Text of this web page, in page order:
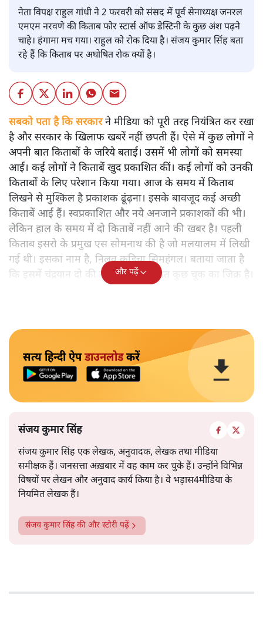
नेता विपक्ष राहुल गांधी ने 2 फरवरी को संसद में पूर्व सेनाध्यक्ष जनरल
एमएम नरवणे की किताब फोर स्टार्स ऑफ डेस्टिनी के कुछ अंश पढ़ने
चाहे। हंगामा मच गया। राहुल को रोक दिया है। संजय कुमार सिंह बता
रहे हैं कि किताब पर अघोषित रोक क्यों है।
सबको पता है कि सरकारने मीडिया को पूरी तरह नियंत्रित कर रखा
है और सरकार के खिलाफ खबरें नहीं छपती हैं। ऐसे में कुछ लोगों ने
अपनी बात किताबों के जरिये बताई। उसमें भी लोगों को समस्या
आई। कई लोगों ने किताबें खुद प्रकाशित कीं। कई लोगों को उनकी
किताबों के लिए परेशान किया गया। आज के समय में किताब
लिखने से मुश्किल है प्रकाशक ढूंढ़ना। इसके बावजूद कई अच्छी
किताबें आई हैं। स्वप्रकाशित और नये अनजाने प्रकाशकों की भी।
लेकिन हाल के समय में दो किताबें नहीं आने की खबर है। पहली
किताब इसरो के प्रमुख एस सोमनाथ की है जो मलयालम में लिखी
गई थी। इसका नाम है, निलवु कुडिचा सिमहंगल। बताया जाता है
कि इसमें चंद्रयान दो की नाकामी से संबंधित कुछ चूक का जिक्र है।
और पढ़ें
सत्य हिन्दी ऐपडाउनलोडकरें
संजय कुमार सिंह
संजय कुमार सिंह एक लेखक, अनुवादक, लेखक तथा मीडिया
समीक्षक हैं। जनसत्ता अख़बार में वह काम कर चुके हैं। उन्होंने विभिन्न
विषयों पर लेखन और अनुवाद कार्य किया है। वे भड़ास4मीडिया के
नियमित लेखक हैं।
संजय कुमार सिंहकी और स्टोरी पढ़ें